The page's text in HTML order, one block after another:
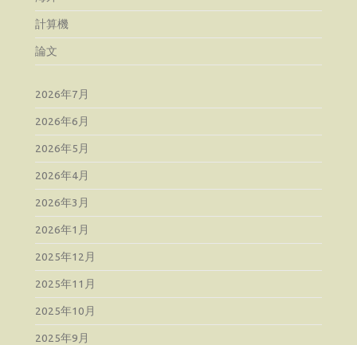
計算機
論文
2026年7月
2026年6月
2026年5月
2026年4月
2026年3月
2026年1月
2025年12月
2025年11月
2025年10月
2025年9月